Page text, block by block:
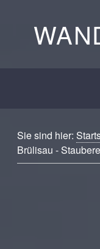
Sie sind hier:
Brülisau -